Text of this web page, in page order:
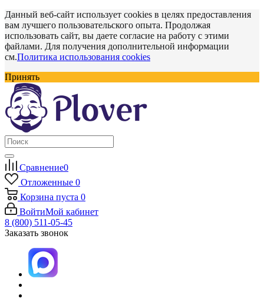
Данный веб-сайт использует cookies в целях предоставления
вам лучшего пользовательского опыта. Продолжая
использовать сайт, вы даете согласие на работу с этими
файлами. Для получения дополнительной информации
см.Политика использования cookies
Принять
Сравнение0
Отложенные 0
Корзина пуста 0
ВойтиМой кабинет
8 (800) 511-05-45
Заказать звонок